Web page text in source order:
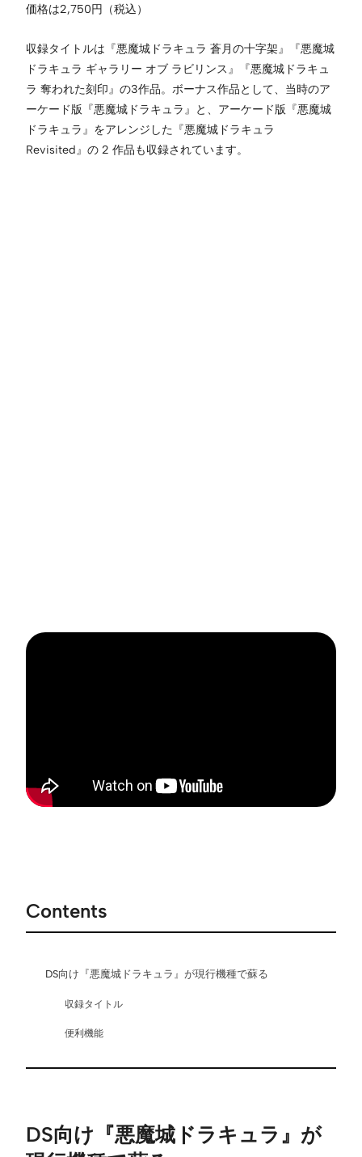
価格は2,750円（税込）
収録タイトルは『悪魔城ドラキュラ 蒼月の十字架』『悪魔城
ドラキュラ ギャラリー オブ ラビリンス』『悪魔城ドラキュ
ラ 奪われた刻印』の3作品。ボーナス作品として、当時のア
ーケード版『悪魔城ドラキュラ』と、アーケード版『悪魔城
ドラキュラ』をアレンジした『悪魔城ドラキュラ
Revisited』の 2 作品も収録されています。
Contents
DS向け『悪魔城ドラキュラ』が現行機種で蘇る
収録タイトル
便利機能
DS向け『悪魔城ドラキュラ』が